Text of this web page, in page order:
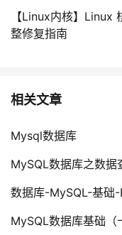
【Linux内核】
整修复指南
相关文章
Mysql数据库
MySQL数据库之数据
数据库-MySQL-基础-
MySQL数据库基础（